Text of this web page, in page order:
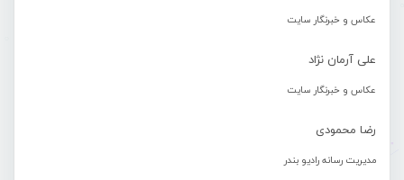
عکاس و خبرنگار سایت
علی آرمان نژاد
عکاس و خبرنگار سایت
رضا محمودی
مدیریت رسانه رادیو بندر